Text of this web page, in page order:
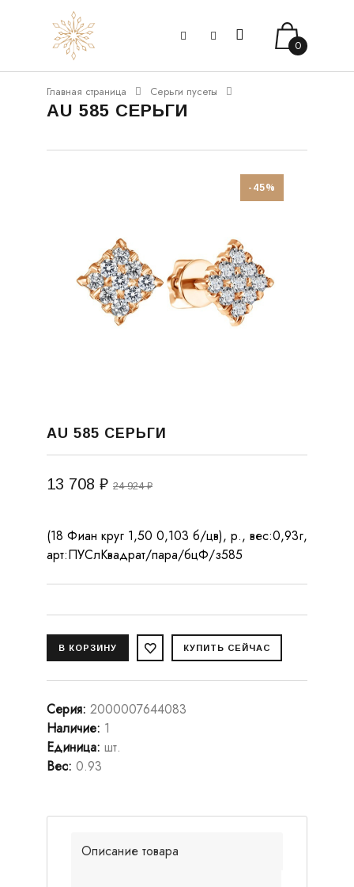
0
Главная страница Серьги пусеты
AU 585 СЕРЬГИ
-45%
AU 585 СЕРЬГИ
13 708 ₽ 24 924 ₽
(18 Фиан круг 1,50 0,103 б/цв), р., вес:0,93г,
арт:ПУСлКвадрат/пара/бцФ/з585
Серия: 2000007644083
Наличие: 1
Единица: шт.
Вес: 0.93
Описание товара